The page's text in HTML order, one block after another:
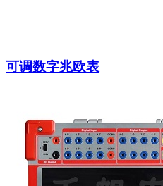
可调数字兆欧表